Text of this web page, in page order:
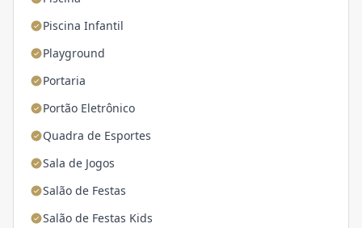
Piscina Infantil
Playground
Portaria
Portão Eletrônico
Quadra de Esportes
Sala de Jogos
Salão de Festas
Salão de Festas Kids